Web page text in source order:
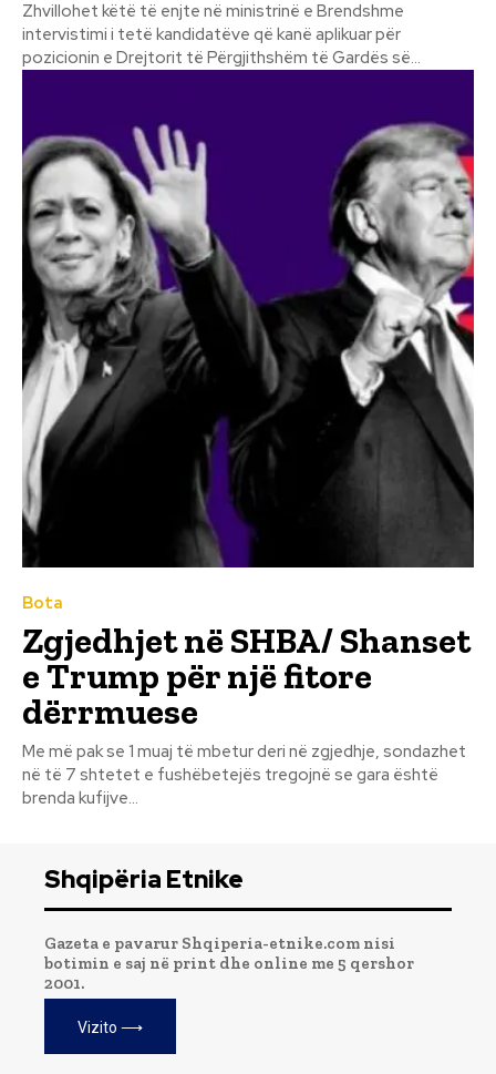
Zhvillohet këtë të enjte në ministrinë e Brendshme
intervistimi i tetë kandidatëve që kanë aplikuar për
pozicionin e Drejtorit të Përgjithshëm të Gardës së...
Bota
Zgjedhjet në SHBA/ Shanset
e Trump për një fitore
dërrmuese
Me më pak se 1 muaj të mbetur deri në zgjedhje, sondazhet
në të 7 shtetet e fushëbetejës tregojnë se gara është
brenda kufijve...
Shqipëria Etnike
Gazeta e pavarur Shqiperia-etnike.com nisi
botimin e saj në print dhe online me 5 qershor
2001.
Vizito ⟶